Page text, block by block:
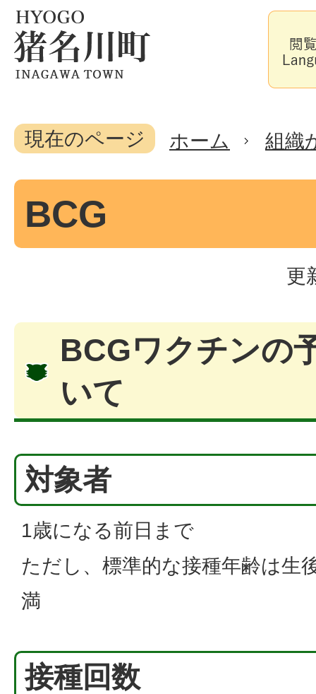
現在のページ ホーム 組織
BCG
更
BCGワクチンの
いて
対象者
1歳になる前日まで
ただし、標準的な接種年齢は生
満
接種回数